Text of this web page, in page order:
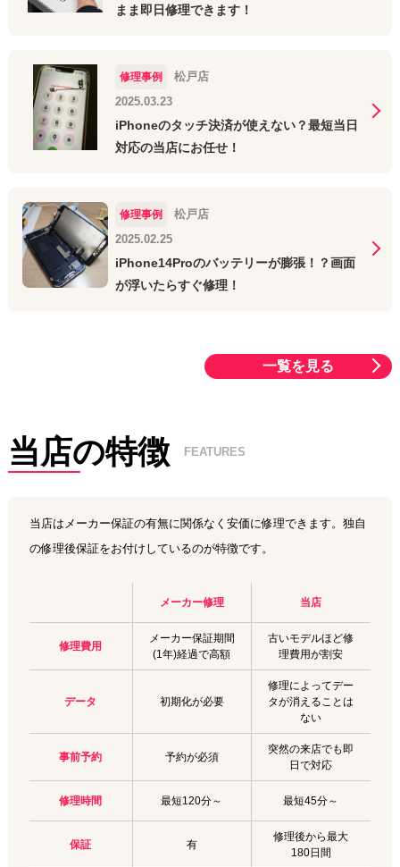
まま即日修理できます！
修理事例
松戸店
2025.03.23
iPhoneのタッチ決済が使えない？最短当日
対応の当店にお任せ！
修理事例
松戸店
2025.02.25
iPhone14Proのバッテリーが膨張！？画面
が浮いたらすぐ修理！
一覧を見る
当店の特徴 FEATURES
当店はメーカー保証の有無に関係なく安価に修理できます。独自
の修理後保証をお付けしているのが特徴です。
メーカー修理 当店
修理費用
メーカー保証期間
(1年)経過で高額
古いモデルほど修
理費用が割安
データ 初期化が必要
修理によってデー
タが消えることは
ない
事前予約 予約が必須
突然の来店でも即
日で対応
修理時間 最短120分～ 最短45分～
保証 有
修理後から最大
180日間